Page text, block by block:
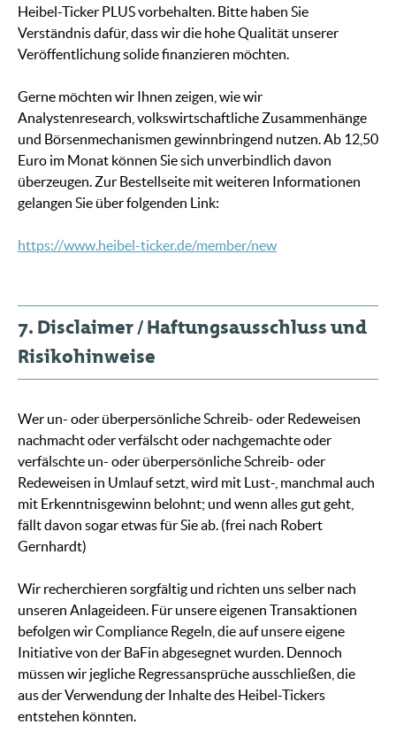
Heibel-Ticker PLUS vorbehalten. Bitte haben Sie
Verständnis dafür, dass wir die hohe Qualität unserer
Veröffentlichung solide finanzieren möchten.
Gerne möchten wir Ihnen zeigen, wie wir
Analystenresearch, volkswirtschaftliche Zusammenhänge
und Börsenmechanismen gewinnbringend nutzen. Ab 12,50
Euro im Monat können Sie sich unverbindlich davon
überzeugen. Zur Bestellseite mit weiteren Informationen
gelangen Sie über folgenden Link:
https://www.heibel-ticker.de/member/new
7. Disclaimer / Haftungsausschluss und
Risikohinweise
Wer un- oder überpersönliche Schreib- oder Redeweisen
nachmacht oder verfälscht oder nachgemachte oder
verfälschte un- oder überpersönliche Schreib- oder
Redeweisen in Umlauf setzt, wird mit Lust-, manchmal auch
mit Erkenntnisgewinn belohnt; und wenn alles gut geht,
fällt davon sogar etwas für Sie ab. (frei nach Robert
Gernhardt)
Wir recherchieren sorgfältig und richten uns selber nach
unseren Anlageideen. Für unsere eigenen Transaktionen
befolgen wir Compliance Regeln, die auf unsere eigene
Initiative von der BaFin abgesegnet wurden. Dennoch
müssen wir jegliche Regressansprüche ausschließen, die
aus der Verwendung der Inhalte des Heibel-Tickers
entstehen könnten.